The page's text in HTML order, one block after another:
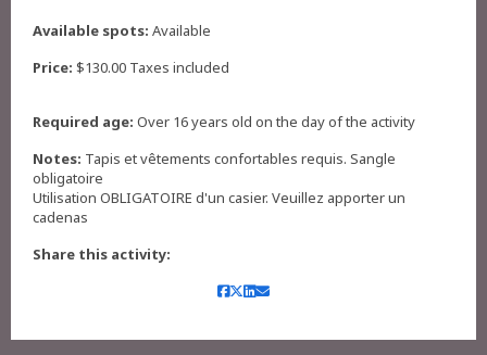
Available spots: Available
Price: $130.00 Taxes included
Required age: Over 16 years old on the day of the activity
Notes: Tapis et vêtements confortables requis. Sangle
obligatoire
Utilisation OBLIGATOIRE d'un casier. Veuillez apporter un
cadenas
Share this activity: